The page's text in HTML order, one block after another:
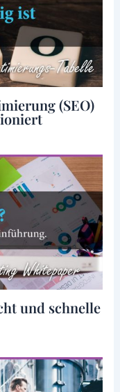
(SEO)
und schnelle